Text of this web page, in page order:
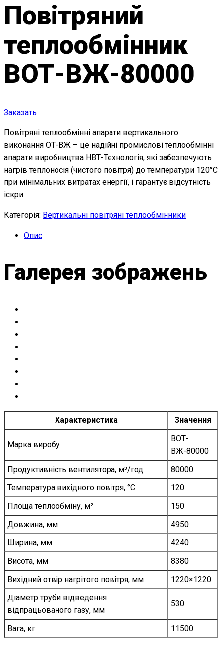
Повітряний
теплообмінник
ВОТ-ВЖ-80000
Заказать
Повітряні теплообмінні апарати вертикального
виконання ОТ-ВЖ – це надійні промислові теплообмінні
апарати виробництва НВТ-Технологія, які забезпечують
нагрів теплоносія (чистого повітря) до температури 120°С
при мінімальних витратах енергії, і гарантує відсутність
іскри.
Категорія: Вертикальні повітряні теплообмінники
Опис
Галерея зображень
Характеристика Значення
Марка виробу
ВОТ-
ВЖ-80000
Продуктивність вентилятора, м³/год
80000
Температура вихідного повітря, °C
120
Площа теплообміну, м²
150
Довжина, мм
4950
Ширина, мм
4240
Висота, мм
8380
Вихідний отвір нагрітого повітря, мм
1220×1220
Діаметр труби відведення
відпрацьованого газу, мм
530
Вага, кг 11500